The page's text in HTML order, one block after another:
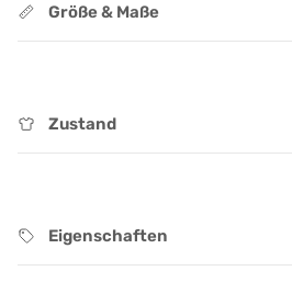
Größe & Maße
Zustand
Eigenschaften